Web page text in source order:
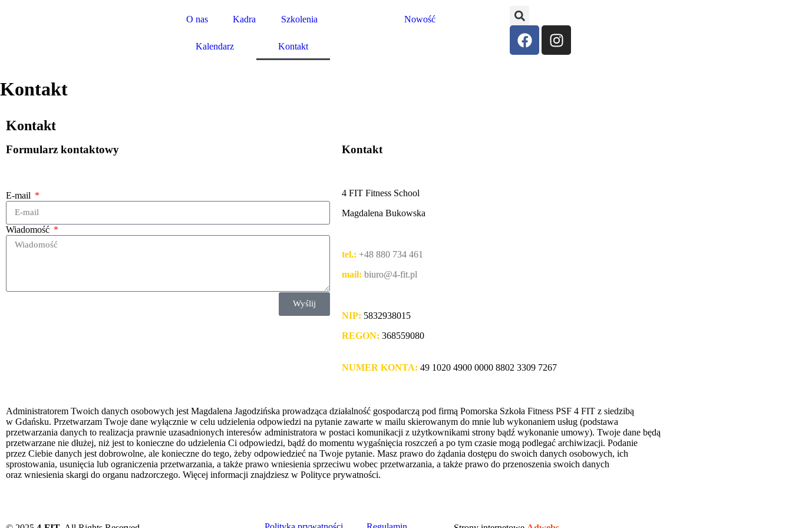
O nas Kadra Szkolenia
Kalendarz Kontakt
Nowość
Kontakt
Kontakt
Formularz kontaktowy
E-mail
Wiadomość
Wyślij
Kontakt
4 FIT Fitness School
Magdalena Bukowska
tel.: +48 880 734 461
mail: biuro@4-fit.pl
NIP: 5832938015
REGON: 368559080
NUMER KONTA: 49 1020 4900 0000 8802 3309 7267
Administratorem Twoich danych osobowych jest Magdalena Jagodzińska prowadząca działalność gospodarczą pod firmą Pomorska Szkoła Fitness PSF 4 FIT z siedzibą
w Gdańsku. Przetwarzam Twoje dane wyłącznie w celu udzielenia odpowiedzi na pytanie zawarte w mailu skierowanym do mnie lub wykonaniem usług (podstawa
przetwarzania danych to realizacja prawnie uzasadnionych interesów administratora w postaci komunikacji z użytkownikami strony bądź wykonanie umowy). Twoje dane będą
przetwarzane nie dłużej, niż jest to konieczne do udzielenia Ci odpowiedzi, bądź do momentu wygaśnięcia roszczeń a po tym czasie mogą podlegać archiwizacji. Podanie
przez Ciebie danych jest dobrowolne, ale konieczne do tego, żeby odpowiedzieć na Twoje pytanie. Masz prawo do żądania dostępu do swoich danych osobowych, ich
sprostowania, usunięcia lub ograniczenia przetwarzania, a także prawo wniesienia sprzeciwu wobec przetwarzania, a także prawo do przenoszenia swoich danych
oraz wniesienia skargi do organu nadzorczego. Więcej informacji znajdziesz w Polityce prywatności.